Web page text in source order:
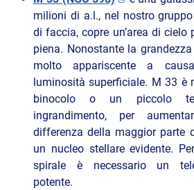
milioni di a.l., nel nostro
di faccia, copre un’area di cielo
piena. Nonostante la
molto appariscente a
luminosità superficiale. M 33 è
binocolo o un piccolo
ingrandimento, per
differenza della maggior parte
un nucleo stellare evidente.
spirale è necessario un
potente.